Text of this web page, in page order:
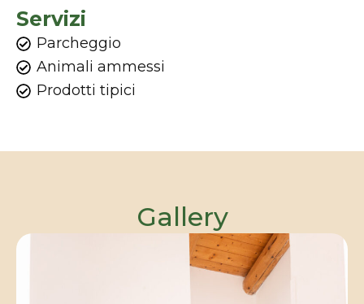
Servizi
Parcheggio
Animali ammessi
Prodotti tipici
Gallery